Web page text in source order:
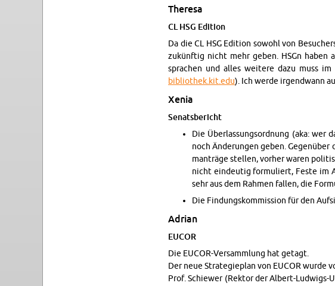
Theresa
CL HSG Edi­tion
Da die CL HSG Edi­tion sowohl von
zukünftig nicht mehr geben. HSGn
sprachen und alles weit­ere dazu muss
bibliothek.​kit.​edu). Ich werde ir­gend­wann
Xenia
Sen­ats­bericht
Die Überlas­sung­sor­d­nung (aka: wer
noch Änderun­gen geben.
manträge stellen, vorher waren
nicht ein­deutig for­muliert, Feste im
sehr aus dem Rah­men fallen, die
Die Find­ungskom­mis­sion für den
Adrian
EUCOR
Die EU­COR-Ver­samm­lung hat getagt.
Der neue Strate­gieplan von EUCOR wurde
Prof. Schiewer (Rek­tor der Al­bert-